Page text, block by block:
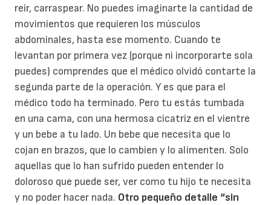
reír, carraspear. No puedes imaginarte la cantidad de
movimientos que requieren los músculos
abdominales, hasta ese momento. Cuando te
levantan por primera vez (porque ni incorporarte sola
puedes) comprendes que el médico olvidó contarte la
segunda parte de la operación. Y es que para el
médico todo ha terminado. Pero tu estás tumbada
en una cama, con una hermosa cicatriz en el vientre
y un bebe a tu lado. Un bebe que necesita que lo
cojan en brazos, que lo cambien y lo alimenten. Solo
aquellas que lo han sufrido pueden entender lo
doloroso que puede ser, ver como tu hijo te necesita
y no poder hacer nada. Otro pequeño detalle “sin